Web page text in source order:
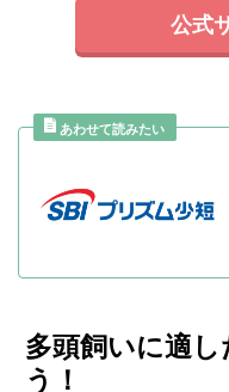
公式
多頭飼いに適
う！